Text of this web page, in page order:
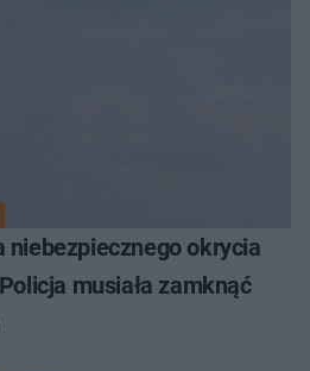
niebezpiecznego okrycia
musiała zamknąć